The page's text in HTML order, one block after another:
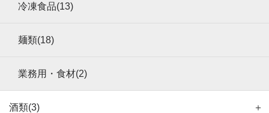
冷凍食品(13)
麺類(18)
業務用・食材(2)
酒類(3) ＋